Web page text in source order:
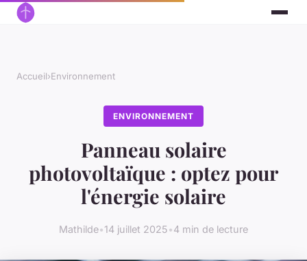
Accueil›Environnement
ENVIRONNEMENT
Panneau solaire
photovoltaïque : optez pour
l'énergie solaire
Mathilde•14 juillet 2025•4 min de lecture